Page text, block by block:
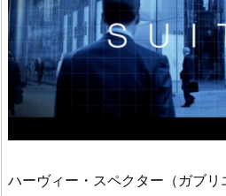
ハーヴィー・スペクター（ガブ